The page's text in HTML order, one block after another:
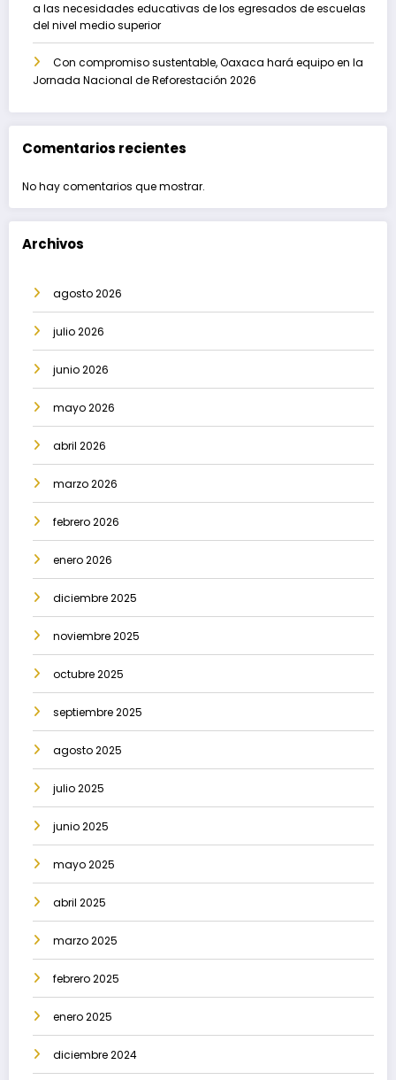
a las necesidades educativas de los egresados de escuelas
del nivel medio superior
Con compromiso sustentable, Oaxaca hará equipo en la
Jornada Nacional de Reforestación 2026
Comentarios recientes
No hay comentarios que mostrar.
Archivos
agosto 2026
julio 2026
junio 2026
mayo 2026
abril 2026
marzo 2026
febrero 2026
enero 2026
diciembre 2025
noviembre 2025
octubre 2025
septiembre 2025
agosto 2025
julio 2025
junio 2025
mayo 2025
abril 2025
marzo 2025
febrero 2025
enero 2025
diciembre 2024